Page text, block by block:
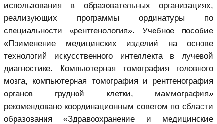
использования в образовательных организациях,
реализующих программы ординатуры по
специальности «рентгенология». Учебное пособие
«Применение медицинских изделий на основе
технологий искусственного интеллекта в лучевой
диагностике. Компьютерная томография головного
мозга, компьютерная томография и рентгенография
органов грудной клетки, маммография»
рекомендовано координационным советом по области
образования «Здравоохранение и медицинские